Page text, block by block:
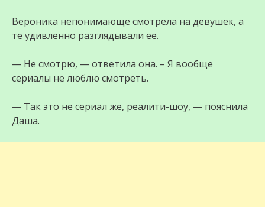
Вероника непонимающе смотрела на девушек, а
те удивленно разглядывали ее.
— Не смотрю, — ответила она. – Я вообще
сериалы не люблю смотреть.
— Так это не сериал же, реалити-шоу, — пояснила
Даша.